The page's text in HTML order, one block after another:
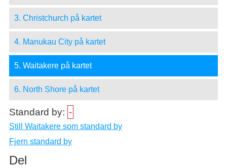
3. Christchurch på kartet
4. Manukau City på kartet
5. Waitakere på kartet
6. North Shore på kartet
Standard by: -
Still Waitakere som standard by
Fjern standard by
Del